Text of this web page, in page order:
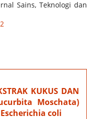
KUKUS DAN
Moschata)
Escherichia coli